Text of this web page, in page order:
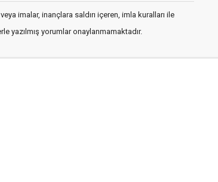
imalar, inançlara saldırı içeren, imla kuralları ile
yazılmış yorumlar onaylanmamaktadır.